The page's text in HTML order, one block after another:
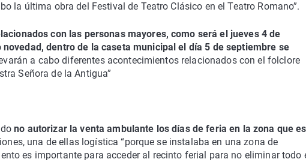
la última obra del Festival de Teatro Clásico en el Teatro Romano”.
con las personas mayores, como será el jueves 4 de
dentro de la caseta municipal el día 5 de septiembre se
a cabo diferentes acontecimientos relacionados con el folclore
Señora de la Antigua”
no autorizar la venta ambulante los días de feria en la zona que
una de ellas logística “porque se instalaba en una zona de
es importante para acceder al recinto ferial para no eliminar todo